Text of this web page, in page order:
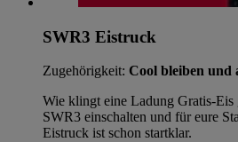
SWR3 Eistruck
Zugehörigkeit: Cool bleiben und
Wie klingt eine Ladung Gratis-Eis
SWR3 einschalten und für eure
Eistruck ist schon startklar.